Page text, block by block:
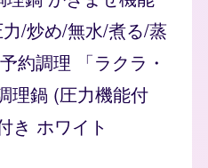
/炒め/無水/煮る/蒸
約調理 「ラクラ・
理鍋 (圧力機能付
き ホワイト